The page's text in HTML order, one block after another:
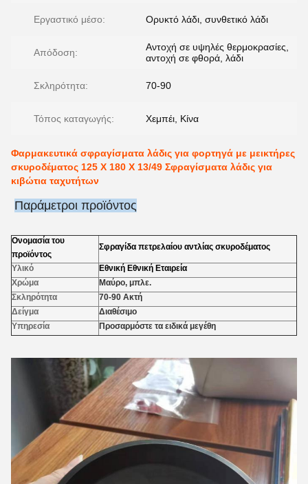
Εργαστικό μέσο: Ορυκτό λάδι, συνθετικό λάδι
Απόδοση:
Αντοχή σε υψηλές θερμοκρασίες,
αντοχή σε φθορά, λάδι
Σκληρότητα: 70-90
Τόπος καταγωγής: Χεμπέι, Κίνα
Φαρμακευτικά σφραγίσματα λάδις για φορτηγά με μεικτήρες
σκυροδέματος 125 X 180 X 13/49 Σφραγίσματα λάδις για
κιβώτια ταχυτήτων
Παράμετροι προϊόντος
Ονομασία του
προϊόντος
Σφραγίδα πετρελαίου αντλίας σκυροδέματος
Υλικό
Εθνική Εθνική Εταιρεία
Χρώμα
Μαύρο, μπλε.
Σκληρότητα
70-90 Ακτή
Δείγμα
Διαθέσιμο
Υπηρεσία
Προσαρμόστε τα ειδικά μεγέθη